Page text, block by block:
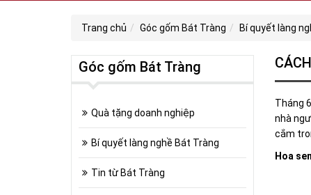
Trang chủ Góc gốm Bát Tràng Bí quyết làng
Tháng
nhà
cắm
Hoa
Góc gốm Bát Tràng
Quà tặng doanh nghiệp
Bí quyết làng nghề Bát Tràng
Tin từ Bát Tràng